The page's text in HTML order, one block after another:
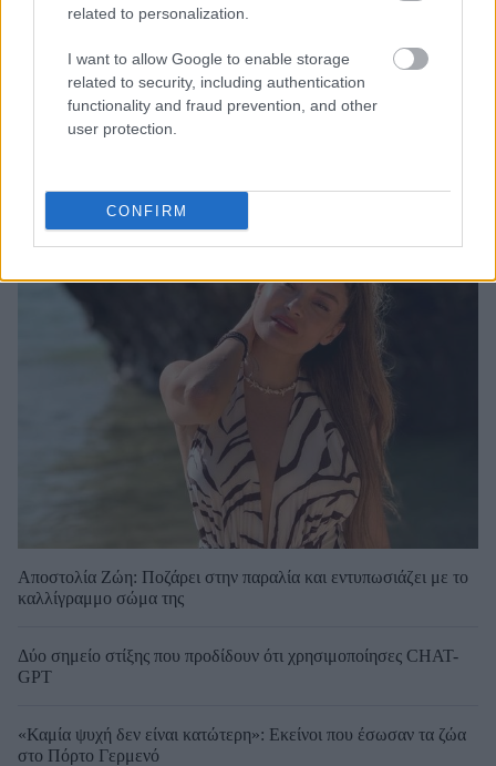
related to personalization.
I want to allow Google to enable storage
related to security, including authentication
functionality and fraud prevention, and other
user protection.
CONFIRM
παίκτες της EuroLeague, αλλά τόσο καλό παιδί!»
Ολυμπιακός: Τελειώνει άμεσα του Μπραγκάντσα σύμφωνα με
Αποστολία Ζώη: Ποζάρει στην παραλία και εντυπωσιάζει με το
καλλίγραμμο σώμα της
Δύο σημείο στίξης που προδίδουν ότι χρησιμοποίησες CHAT-
GPT
«Καμία ψυχή δεν είναι κατώτερη»: Εκείνοι που έσωσαν τα ζώα
στο Πόρτο Γερμενό